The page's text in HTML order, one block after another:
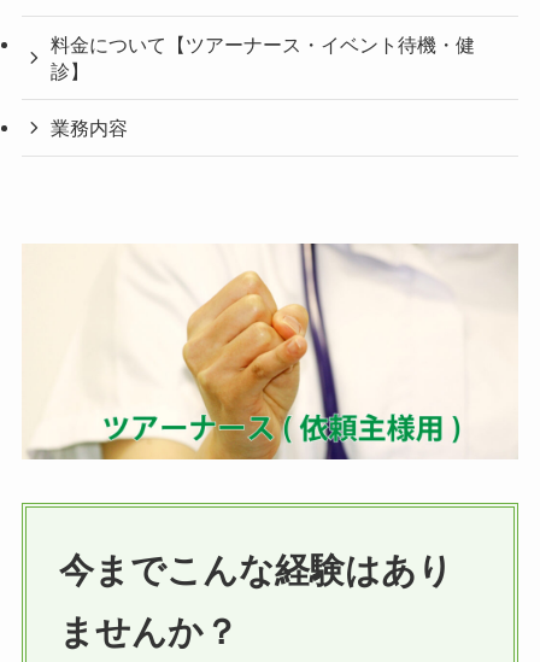
料金について【ツアーナース・イベント待機・健
診】
業務内容
今までこんな経験はあり
ませんか？